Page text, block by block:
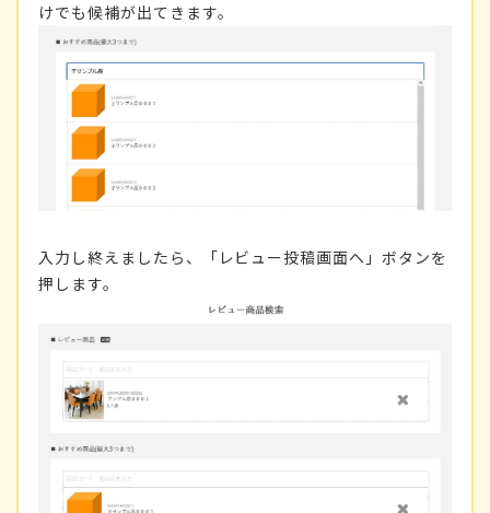
けでも候補が出てきます。
入力し終えましたら、「レビュー投稿画面へ」ボタンを
押します。